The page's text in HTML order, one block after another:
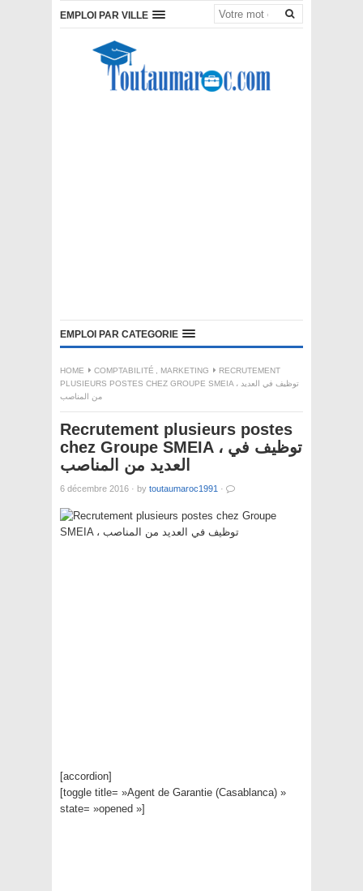
EMPLOI PAR VILLE
EMPLOI PAR CATEGORIE
HOME COMPTABILITÉ , MARKETING
RECRUTEMENT
PLUSIEURS POSTES CHEZ GROUPE SMEIA ، توظيف في العديد
من المناصب
Recrutement plusieurs postes
chez Groupe SMEIA ، توظيف في
العديد من المناصب
6 décembre 2016 · by toutaumaroc1991 ·
[accordion]
[toggle title= »Agent de Garantie (Casablanca) »
state= »opened »]